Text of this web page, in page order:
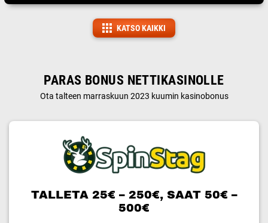
KATSO KAIKKI
PARAS BONUS NETTIKASINOLLE
Ota talteen marraskuun 2023 kuumin kasinobonus
TALLETA 25€ – 250€, SAAT 50€ –
500€